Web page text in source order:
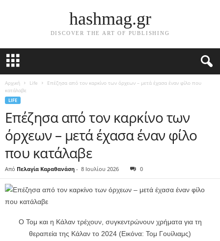
hashmag.gr
DISCOVER THE ART OF PUBLISHING
Αρχική Life
Επέζησα από τον καρκίνο των όρχεων – μετά έχασα έναν φίλο που
κατάλαβε
LIFE
Επέζησα από τον καρκίνο των
όρχεων – μετά έχασα έναν φίλο
που κατάλαβε
Από Πελαγία Καραθανάση - 8 Ιουλίου 2026 0
Ο Τομ και η Κάλαν τρέχουν, συγκεντρώνουν χρήματα για τη
θεραπεία της Κάλαν το 2024 (Εικόνα: Τομ Γουίλιαμς)